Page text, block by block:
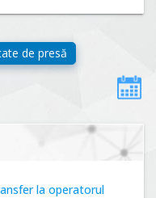
de presă
la operatorul